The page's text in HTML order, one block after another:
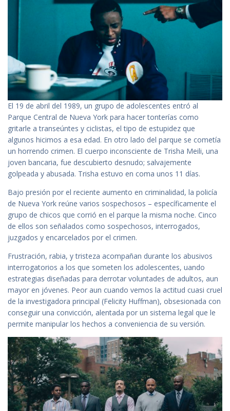
El 19 de abril del 1989, un grupo de adolescentes entró al
Parque Central de Nueva York para hacer tonterías como
gritarle a transeúntes y ciclistas, el tipo de estupidez que
algunos hicimos a esa edad. En otro lado del parque se cometía
un horrendo crimen. El cuerpo inconsciente de Trisha Meili, una
joven bancaria, fue descubierto desnudo; salvajemente
golpeada y abusada. Trisha estuvo en coma unos 11 días.
Bajo presión por el reciente aumento en criminalidad, la policía
de Nueva York reúne varios sospechosos – específicamente el
grupo de chicos que corrió en el parque la misma noche. Cinco
de ellos son señalados como sospechosos, interrogados,
juzgados y encarcelados por el crimen.
Frustración, rabia, y tristeza acompañan durante los abusivos
interrogatorios a los que someten los adolescentes, uando
estrategias diseñadas para derrotar voluntades de adultos, aun
mayor en jóvenes. Peor aun cuando vemos la actitud cuasi cruel
de la investigadora principal (Felicity Huffman), obsesionada con
conseguir una convicción, alentada por un sistema legal que le
permite manipular los hechos a conveniencia de su versión.